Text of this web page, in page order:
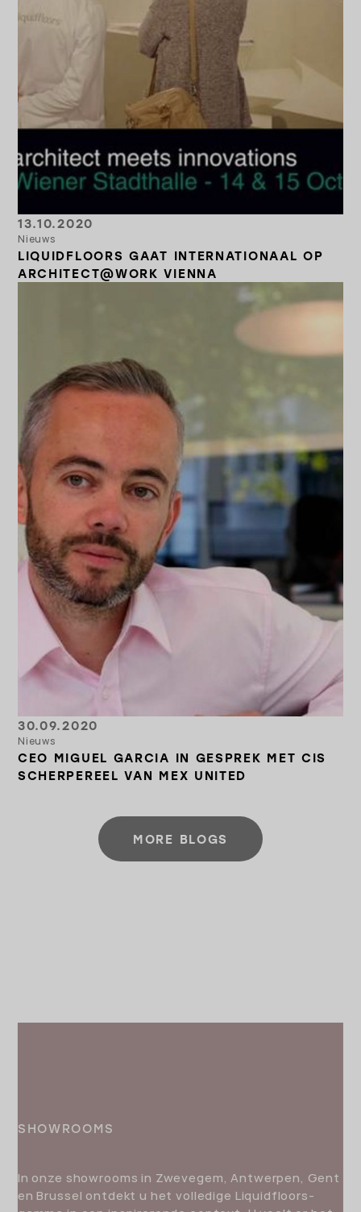
LIQUIDFLOORS GAAT INTERNATIONAAL OP
ARCHITECT@WORK VIENNA
13.10.2020
Nieuws
CEO MIGUEL GARCIA IN GESPREK MET CIS
SCHERPEREEL VAN MEX UNITED
30.09.2020
Nieuws
PAGINERING
MORE BLOGS
SHOWROOMS
In onze showrooms in Zwevegem, Antwerpen, Gent
en Brussel ontdekt u het volledige Liquidfloors-